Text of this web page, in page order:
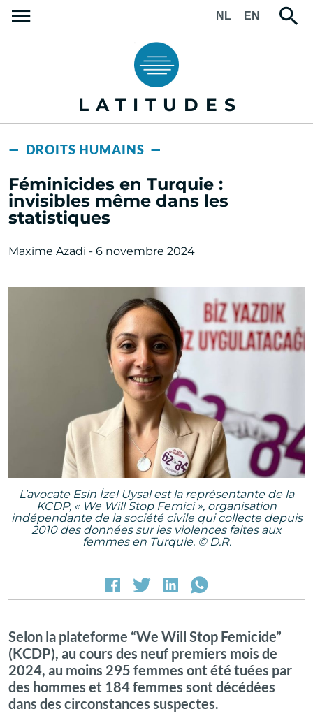
NL EN
LATITUDES
— DROITS HUMAINS —
Féminicides en Turquie :
invisibles même dans les
statistiques
Maxime Azadi - 6 novembre 2024
L’avocate Esin İzel Uysal est la représentante de la
KCDP, « We Will Stop Femici », organisation
indépendante de la société civile qui collecte depuis
2010 des données sur les violences faites aux
femmes en Turquie. © D.R.
Selon la plateforme “We Will Stop Femicide”
(KCDP), au cours des neuf premiers mois de
2024, au moins 295 femmes ont été tuées par
des hommes et 184 femmes sont décédées
dans des circonstances suspectes.